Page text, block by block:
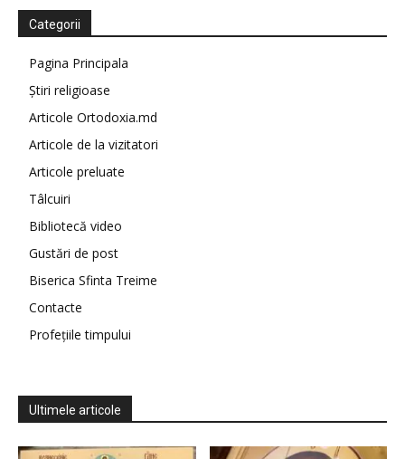
Categorii
Pagina Principala
Știri religioase
Articole Ortodoxia.md
Articole de la vizitatori
Articole preluate
Tâlcuiri
Bibliotecă video
Gustări de post
Biserica Sfinta Treime
Contacte
Profețiile timpului
Ultimele articole